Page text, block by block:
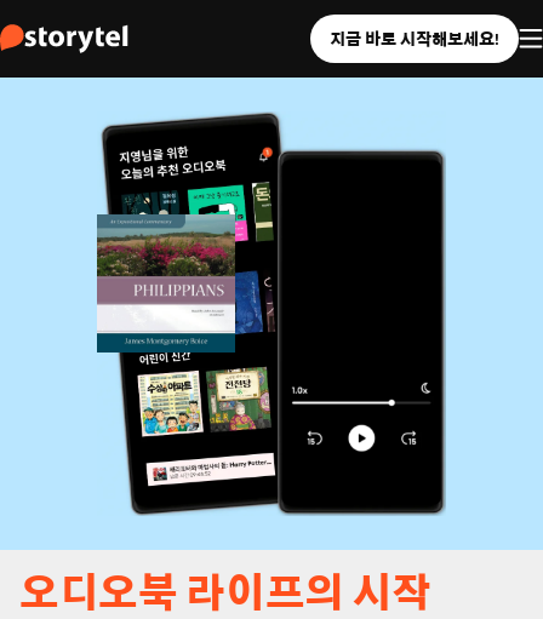
지금 바로 시작해보세요!
오디오북 라이프의 시작